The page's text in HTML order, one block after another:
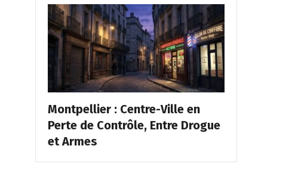
Montpellier : Centre-Ville en
Perte de Contrôle, Entre Drogue
et Armes